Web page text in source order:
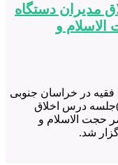
مدیران دستگاه
و
در خراسان جنوبی
درس اخلاق
حجت الاسلام و
شد.